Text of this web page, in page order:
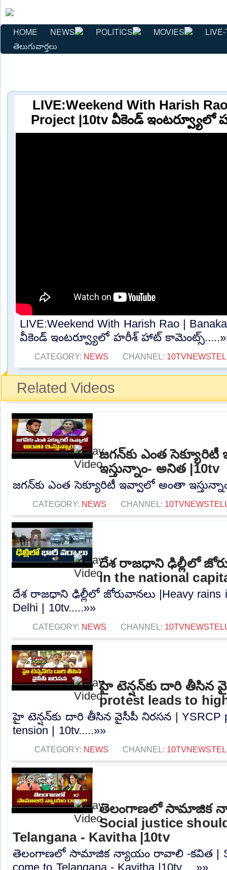
HOME NEWS POLITICS MOVIES
తెలుగువార్తలు
LIVE:Weekend With Harish
Project |10tv వీకెండ్
LIVE:Weekend With Harish Rao |
వీకెండ్ ఇంటర్వ్యూ‎లో హరీశ్‌ హాట్
CATEGORY: NEWS CHANNEL:
Related Videos
జగన్‌కు ఎంత
ఇస్తున్నాం- అనిత |10tv
జగన్‌కు ఎంత సెక్యూరిటీ ఇవ్వాలో అంతా
CATEGORY: NEWS CHANNEL:
దేశ రాజధాని ఢిల్లీలో
in the national
దేశ రాజధాని ఢిల్లీలో జోరువానలు |Heavy rains
Delhi | 10tv.....»»
CATEGORY: NEWS CHANNEL:
హై టెన్షన్‌కు దారి తీసిన
protest leads to
హై టెన్షన్‌కు దారి తీసిన వైసీపీ నిరసన | YSRCP
tension | 10tv.....»»
CATEGORY: NEWS CHANNEL:
తెలంగాణలో సామాజిక
Social justice
Telangana - Kavitha |10tv
తెలంగాణలో సామాజిక న్యాయం రావాలి -కవిత |
come to Telangana - Kavitha |10tv.....»»